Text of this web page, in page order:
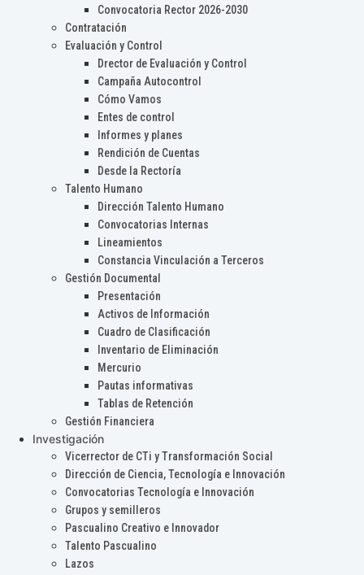
Convocatoria Rector 2026-2030
Contratación
Evaluación y Control
Drector de Evaluación y Control
Campaña Autocontrol
Cómo Vamos
Entes de control
Informes y planes
Rendición de Cuentas
Desde la Rectoría
Talento Humano
Dirección Talento Humano
Convocatorias Internas
Lineamientos
Constancia Vinculación a Terceros
Gestión Documental
Presentación
Activos de Información
Cuadro de Clasificación
Inventario de Eliminación
Mercurio
Pautas informativas
Tablas de Retención
Gestión Financiera
Investigación
Vicerrector de CTi y Transformación Social
Dirección de Ciencia, Tecnología e Innovación
Convocatorias Tecnología e Innovación
Grupos y semilleros
Pascualino Creativo e Innovador
Talento Pascualino
Lazos